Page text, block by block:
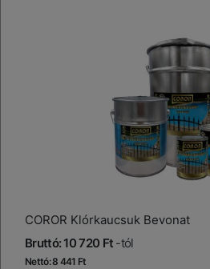
COROR Klórkaucsuk Bevonat
Bruttó: 10 720 Ft -tól
Nettó: 8 441 Ft